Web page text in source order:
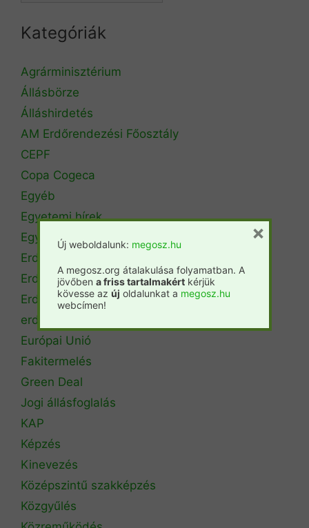
Kategóriák
Agrárminisztérium
Állásbörze
Álláshirdetés
AM Erdőrendezési Főosztály
CEPF
Copa Cogeca
Egyéb
Egyetemi hírek
Egyetemi szintű oktatás
Erdészeti szakszemélyzet
Erdőtérkép
Erdőtörvény
erdőtűz
Európai Unió
Fakitermelés
Green Deal
Jogi állásfoglalás
KAP
Képzés
Kinevezés
Középszintű szakképzés
Közgyűlés
Új weboldalunk: megosz.hu
A megosz.org átalakulása folyamatban. A
jövőben a friss tartalmakért kérjük
kövesse az új oldalunkat a megosz.hu
webcímen!
×